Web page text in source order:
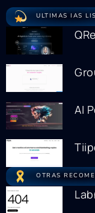
ULTIMAS IAS
AI
OTRAS